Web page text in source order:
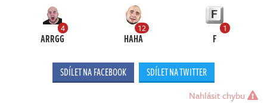
4
ARRGG
12
HAHA
1
F
SDÍLET NA FACEBOOK SDÍLET NA TWITTER
Nahlásit chybu